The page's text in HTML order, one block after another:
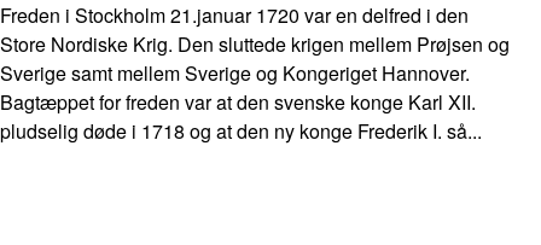
Freden i Stockholm 21.januar 1720 var en delfred i den
Store Nordiske Krig. Den sluttede krigen mellem Prøjsen og
Sverige samt mellem Sverige og Kongeriget Hannover.
Bagtæppet for freden var at den svenske konge Karl XII.
pludselig døde i 1718 og at den ny konge Frederik I. så...